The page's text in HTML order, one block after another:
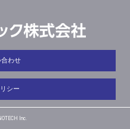
合わせ
シー
Inc.